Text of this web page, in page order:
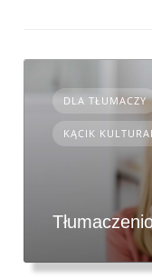
DLA TŁUMACZY
KĄCIK